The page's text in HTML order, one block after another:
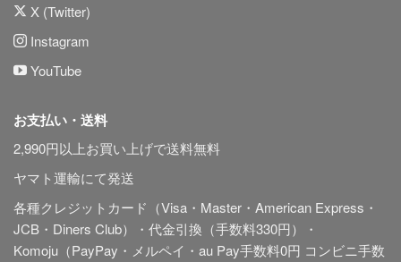
X (Twitter)
Instagram
YouTube
お支払い・送料
2,990円以上お買い上げで送料無料
ヤマト運輸にて発送
各種クレジットカード（Visa・Master・American Express・
JCB・Diners Club）・代金引換（手数料330円）・
Komoju（PayPay・メルペイ・au Pay手数料0円 コンビニ手数